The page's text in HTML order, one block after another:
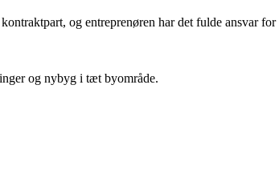
og entreprenøren har det fulde ansvar
og nybyg i tæt byområde.